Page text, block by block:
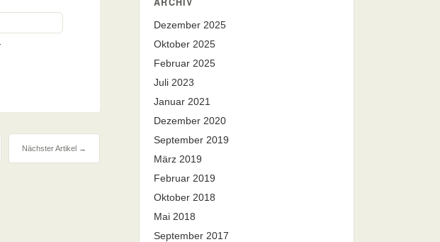
Nächster Artikel →
Dezember 2025
Oktober 2025
Februar 2025
Juli 2023
Januar 2021
Dezember 2020
September 2019
März 2019
Februar 2019
Oktober 2018
Mai 2018
September 2017